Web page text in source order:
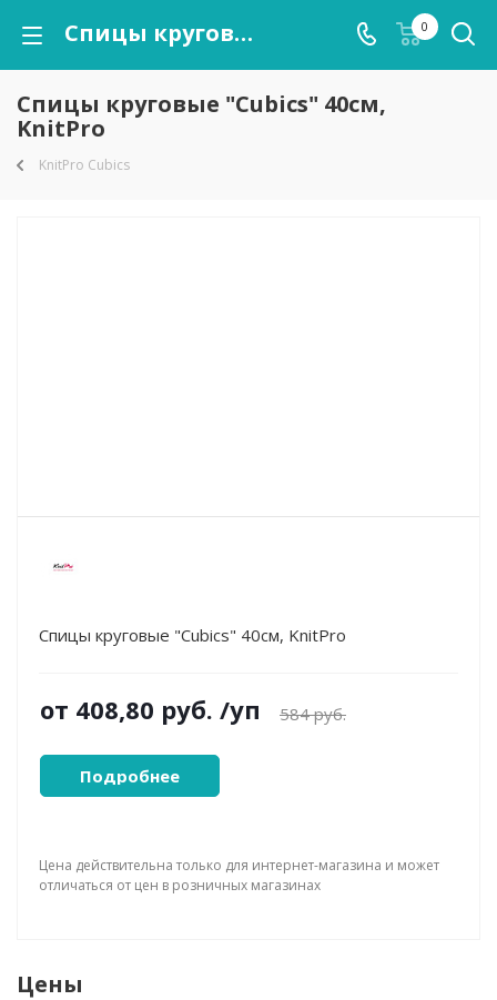
Спицы круговые "Cubics" 40см, KnitPro 0
Спицы круговые "Cubics" 40см,
KnitPro
KnitPro Cubics
Спицы круговые "Cubics" 40см, KnitPro
от 408,80 руб. /уп 584 руб.
Подробнее
Цена действительна только для интернет-магазина и может
отличаться от цен в розничных магазинах
Цены